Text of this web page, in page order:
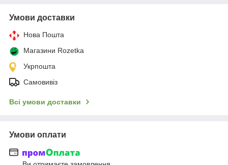
Умови доставки
Нова Пошта
Магазини Rozetka
Укрпошта
Самовивіз
Всі умови доставки
Умови оплати